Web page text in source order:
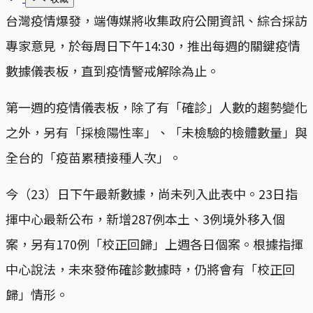
台灣疫情爆發，端傳媒將收集政府公開資訊、綜合採訪
專家意見，於每周日下午14:30，推出每週的關鍵疫情
數據儀表板，直到疫情警戒解除為止。
第一週的疫情儀表板，除了有「確診」人數的趨勢變化
之外，另有「採檢陽性率」、「未檢驗的檢體數量」與
全台的「疫苗累積接種人次」。
今（23）日下午最新數據，尚未列入此表中。23日指
揮中心最新公布，新增287例本土、3例境外移入個
案，另有170例「校正回歸」上週各日個案。根據指揮
中心說法，未來發佈確診數據時，仍將會有「校正回
歸」情形。